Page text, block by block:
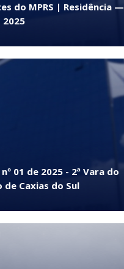
do MPRS | Residência —
01 de 2025 - 2ª Vara do
de Caxias do Sul